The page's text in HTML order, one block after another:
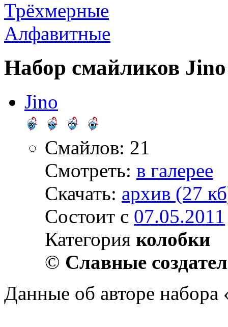
Трёхмерные
Алфавитные
Набор смайликов Jino
Jino
Смайлов: 21
Смотреть: в галерее
Скачать: архив (27
Состоит с 07.05.2011
Категория колобки
© Славные
Данные об авторе набора